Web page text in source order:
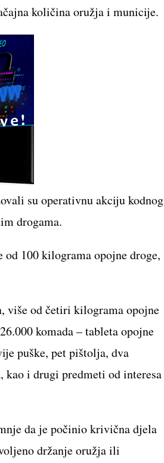
količina oružja i municije.
su operativnu akciju kodnog
drogama.
100 kilograma opojne droge,
više od četiri kilograma opojne
komada – tableta opojne
puške, pet pištolja, dva
i drugi predmeti od interesa
da je počinio krivična djela
držanje oružja ili